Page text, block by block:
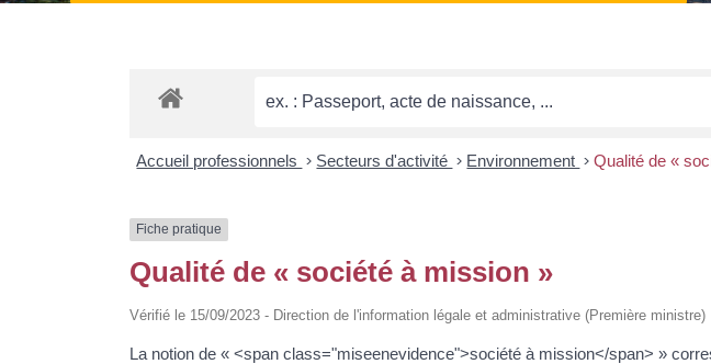
Accueil professionnels > Secteurs d'activité > Environnement > Qualité de «
Fiche pratique
Qualité de « société à mission »
Vérifié le 15/09/2023 - Direction de l'information légale et administrative (Première ministre)
La notion de « <span class="miseenevidence">société à mission</span> »